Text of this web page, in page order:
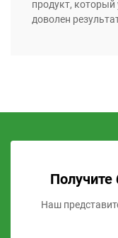
продукт,
доволен
Получите
Наш